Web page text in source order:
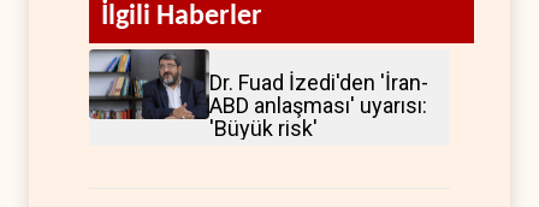
İlgili Haberler
Dr. Fuad İzedi'den 'İran-
ABD anlaşması' uyarısı:
'Büyük risk'